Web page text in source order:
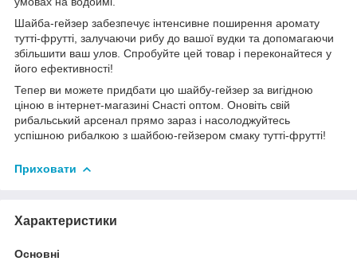
Шайба-гейзер забезпечує інтенсивне поширення аромату
тутті-фрутті, залучаючи рибу до вашої вудки та допомагаючи
збільшити ваш улов. Спробуйте цей товар і переконайтеся у
його ефективності!
Тепер ви можете придбати цю шайбу-гейзер за вигідною
ціною в інтернет-магазині Снасті оптом. Оновіть свій
рибальський арсенал прямо зараз і насолоджуйтесь
успішною рибалкою з шайбою-гейзером смаку тутті-фрутті!
Приховати
Характеристики
Основні